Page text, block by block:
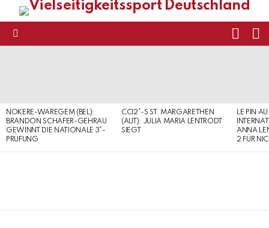
NOKERE-WAREGEM (BEL):
BRANDON SCHÄFER-GEHRAU
GEWINNT DIE NATIONALE 3*-
PRÜFUNG
CCI2*-S ST. MARGARETHEN
(AUT): JULIA MARIA LENTRODT
SIEGT
LE PIN
ANNA
2 FÜR